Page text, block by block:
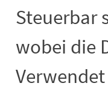
Steuerbar
wobei die